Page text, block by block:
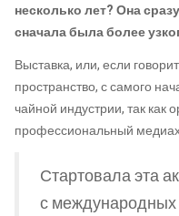
несколько лет? Она
сначала была более
Выставка, или, если
пространство, с самого
чайной индустрии, так как
профессиональный
Стартовала эта
с